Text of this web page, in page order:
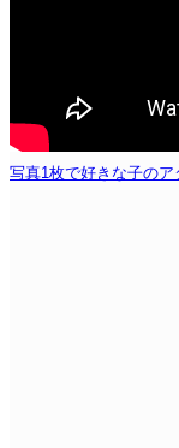
写真1枚で好きな子のア